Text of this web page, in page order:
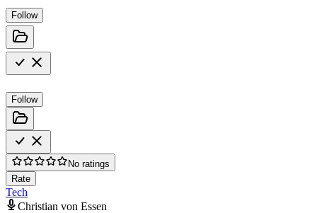
Follow
Follow
No ratings
Rate
Tech
Christian von Essen